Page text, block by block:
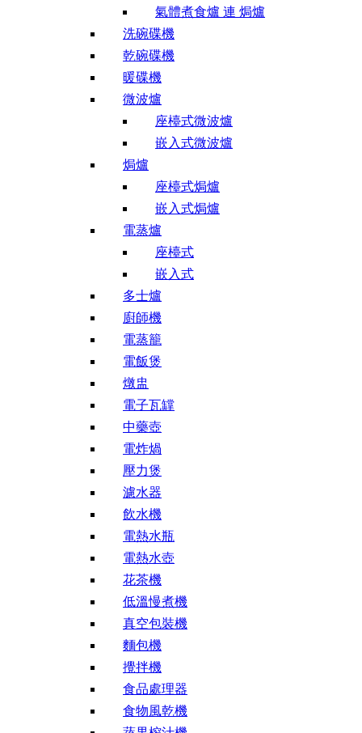
氣體煮食爐 連 焗爐
洗碗碟機
乾碗碟機
暖碟機
微波爐
座檯式微波爐
嵌入式微波爐
焗爐
座檯式焗爐
嵌入式焗爐
電蒸爐
座檯式
嵌入式
多士爐
廚師機
電蒸籠
電飯煲
燉盅
電子瓦罉
中藥壺
電炸煱
壓力煲
濾水器
飲水機
電熱水瓶
電熱水壺
花茶機
低溫慢煮機
真空包裝機
麵包機
攪拌機
食品處理器
食物風乾機